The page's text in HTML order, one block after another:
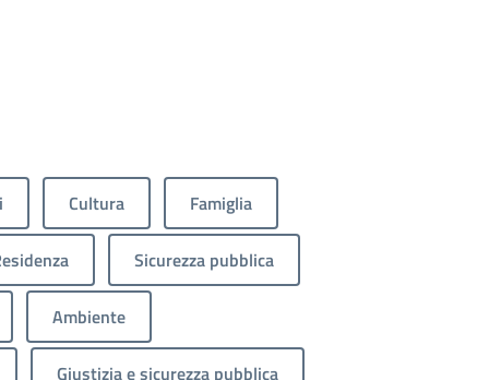
Cultura Famiglia
Sicurezza pubblica
Ambiente
Giustizia e sicurezza pubblica